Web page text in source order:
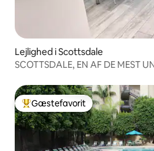
Lejlighed i Scottsdale
SCOTTSDALE, EN AF DE MEST
Bedste gæstefavorit
Gæstefavorit